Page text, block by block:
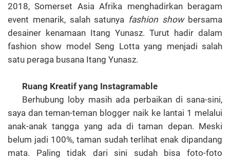
2018, Somerset Asia Afrika menghadirkan beragam
event menarik, salah satunya fashion showbersama
desainer kenamaan Itang Yunasz. Turut hadir dalam
fashion show model Seng Lotta yang menjadi salah
satu peraga busana Itang Yunasz.
Ruang Kreatif yang Instagramable
Berhubung loby masih ada perbaikan di sana-sini,
saya dan teman-teman blogger naik ke lantai 1 melalui
anak-anak tangga yang ada di taman depan. Meski
belum jadi 100%, taman sudah terlihat enak dipandang
mata. Paling tidak dari sini sudah bisa foto-foto